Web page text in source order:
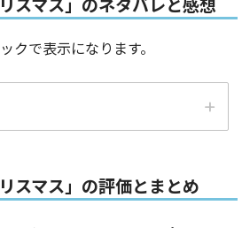
クで表示になります。
スマス」の評価とまとめ